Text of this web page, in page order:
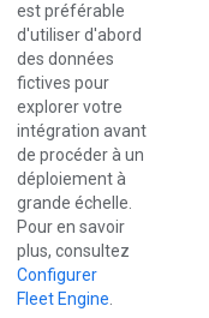
est préférable
d'utiliser d'abord
des données
fictives pour
explorer votre
intégration avant
de procéder à un
déploiement à
grande échelle.
Pour en savoir
plus, consultez
Configurer
Fleet Engine.